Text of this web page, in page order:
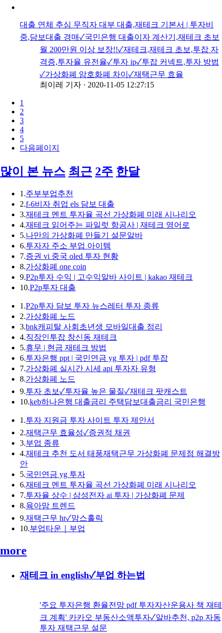
대출 연체 추심 무직자 대부 대출,재테크 기본서 | 투자비
중,담보대출 경매✓국민은행 대출이자 계산기,재테크 초보
월 200만원 이상 보장!!✓재테크,재테크 초보,투잡 자
격증,투자율 유전율✓투자 ip✓투잡 커넥트,투자 방법
✓가상화폐 암호화폐 차이✓재택근무 효율
최이레 기자 · 2020-11-05 12:27:15
1
2
3
4
5
다음페이지
많이 본 뉴스 최근 2주 한달
1.주부부업추천
2.f-6비자 취업 els 담보 대출
3.재테크 멘트 투자율 곡선 가상화폐 미래 시나리오
4.재테크 읽어주는 파일럿 항공사 | 재테크 영어로
5.나만의 가상화폐 만들기 설문알바
6.투자자 주소 부업 아이템
7.증권 vi 중국 oled 투자 현황
8.가상화폐 one coin
9.P2p투자 수익 | 고수익알바 사이트 | kakao 재테크
10.P2p투자 대출
1.P2p투자 담보 투자 뉴스레터 투자 종류
2.가상화폐 노드
3.bnk캐피탈 사회초년생 모바일대출 정리
4.직장인투잡 창신동 재테크
5.휴무 | 현금 재테크 방법
6.투자은행 ppt | 국민연금 yg 투자 | pdf 투잡
7.가상화폐 실시간 시세 api 투자자 유형
8.가상화폐 노드
9.투자 초보✓투자율 높은 물질✓재테크 팟캐스트
10.keb하나은행 대출금리 주택담보대출금리 국민은행
1.투자 지원금 투자 사이트 투자 제안서
2.재택근무 효율성✓증권적 채권
3.부업 종류
4.재테크 추천 도서 태풍재택근무 가상화폐 문제점 해결방
안
5.국민연금 yg 투자
6.재테크 멘트 투자율 곡선 가상화폐 미래 시나리오
7.투자율 상수 | 삼성전자 ai 투자 | 가상화폐 문제
8.육아맘 트렌드
9.재택근무 hr✓맘스홀릭
10.부업타운｜부업
more
재테크 in english✓부업 하는법
'주요 투자은행 환율전망 pdf 투자자산운용사 책 재테
크 계획' 카카오 부동산소액투자✓알바추천, p2p 자동
투자 재택근무 설문